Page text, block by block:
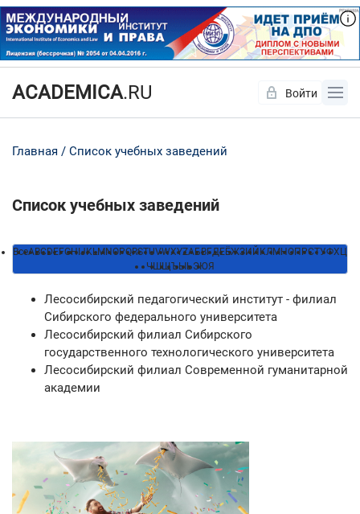
ACADEMICA.RU Войти
Главная Список учебных заведений
Список учебных заведений
ВсеABC DEFGH JKLM NOPQRSTUVWXYZАБВГДЕЁЖЗИ Й КЛМ НОП РСТУФХ Ц
ЧШЩЪЫ ЬЭЮЯ
Лесосибирский педагогический институт - филиал
Сибирского федерального университета
Лесосибирский филиал Сибирского
государственного технологического университета
Лесосибирский филиал Современной гуманитарной
академии
Да Нет